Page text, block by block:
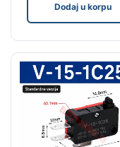
Dodaj u korpu